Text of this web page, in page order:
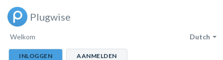
Plugwise
Dutch
Welkom
INLOGGEN AANMELDEN